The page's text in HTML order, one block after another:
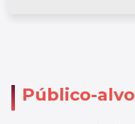
Público-alvo